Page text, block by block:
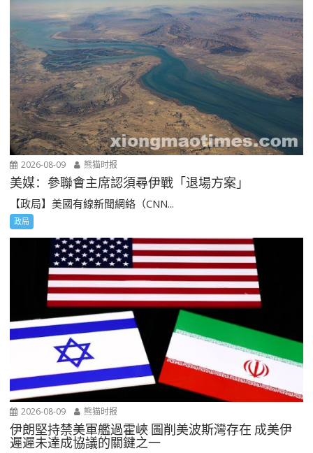
2026-08-09 熊猫时报
美媒：參聯會主席認須尋伊戰「退場方案」
【政局】美國有線新聞網絡（CNN...
政局
2026-08-09 熊猫时报
伊朗堅持禁美軍艦過霍峽 圖削美波斯灣存在 成美伊
遲遲未達成協議的關鍵之一